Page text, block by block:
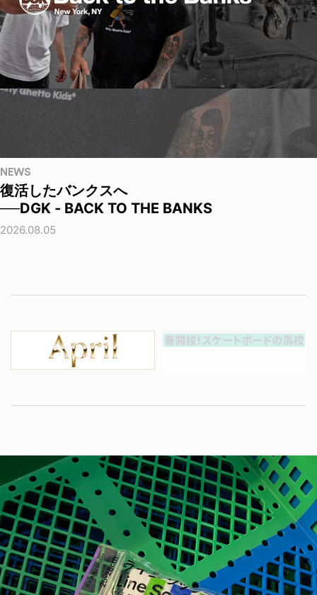
NEWS
復活したバンクスへ
──DGK - BACK TO THE BANKS
2026.08.05